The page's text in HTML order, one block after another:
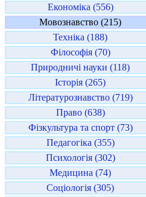
Економіка (556)
Мовознавство (215)
Техніка (188)
Філософія (70)
Природничі науки (118)
Історія (265)
Літературознавство (719)
Право (638)
Фізкультура та спорт (73)
Педагогіка (355)
Психологія (302)
Медицина (74)
Соціологія (305)